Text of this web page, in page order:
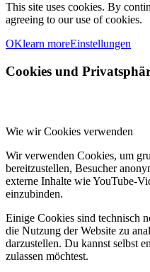
This site uses cookies. By
agreeing to our use of cookies.
OKlearn moreEinstellungen
Cookies und
Wie wir Cookies verwenden
Wir verwenden Cookies, um
bereitzustellen, Besucher
externe Inhalte wie YouTube-
einzubinden.
Einige Cookies sind technisch
die Nutzung der Website zu
darzustellen. Du kannst selbst
zulassen möchtest.